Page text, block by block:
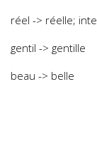
réel -> réelle;
gentil -> gentille
beau -> belle